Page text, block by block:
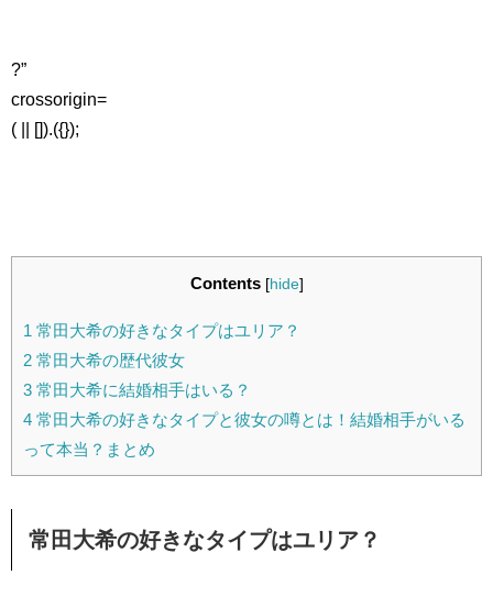
?”
crossorigin=
( || []).({});
Contents [hide]
1 常田大希の好きなタイプはユリア？
2 常田大希の歴代彼女
3 常田大希に結婚相手はいる？
4 常田大希の好きなタイプと彼女の噂とは！結婚相手がいる
って本当？まとめ
常田大希の好きなタイプはユリア？